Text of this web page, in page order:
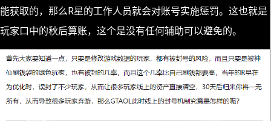
能获取的，那么R星的工作人员就会对账号实施惩罚。这也就是
玩家口中的秋后算账，这个是没有任何辅助可以避免的。